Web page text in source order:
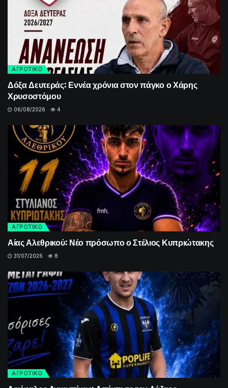
ΑΓΡΟΤΙΚΟ
Δόξα Δευτεράς: Εννέα χρόνια στον πάγκο ο Χάρης
Χρυσοστόμου
06/08/2026 4
ΑΓΡΟΤΙΚΟ
Αίας Αλεθρικού: Νέο πρόσωπο ο Στέλιος Κυπριώτακης
31/07/2026 8
ΑΓΡΟΤΙΚΟ